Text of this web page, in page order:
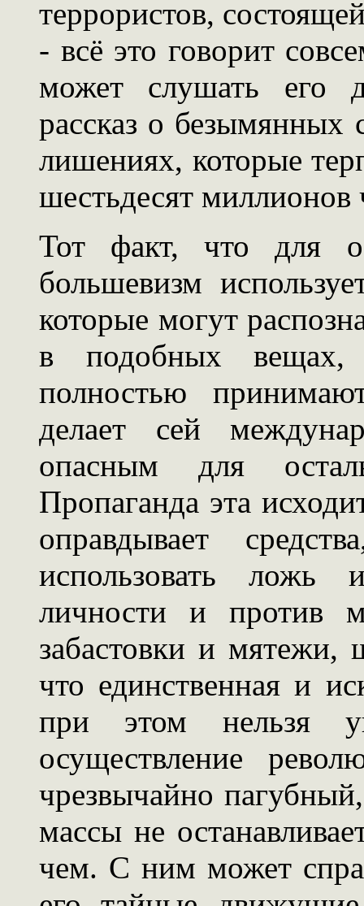
террористов,
- всё это говорит
может слушать его
рассказ о безымянных
лишениях, которые
шестьдесят миллионов
Тот факт, что для
большевизм
которые могут
в подобных
полностью
делает сей
опасным для
Пропаганда эта
оправдывает
использовать ложь
личности и против
забастовки и
что единственная и
при этом нельзя
осуществление
чрезвычайно
массы не
чем. С ним может